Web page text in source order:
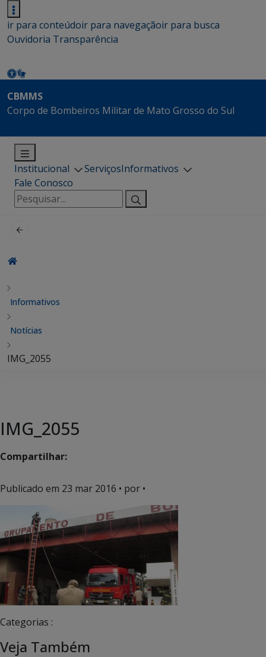
ir para conteúdoir para navegaçãoir para busca
Ouvidoria Transparência
CBMMS
Corpo de Bombeiros Militar de Mato Grosso do Sul
Institucional ServiçosInformativos
Fale Conosco
Pesquisar
por:
Informativos
Notícias
IMG_2055
IMG_2055
Compartilhar:
Publicado em 23 mar 2016 • por •
Categorias :
Veja Também